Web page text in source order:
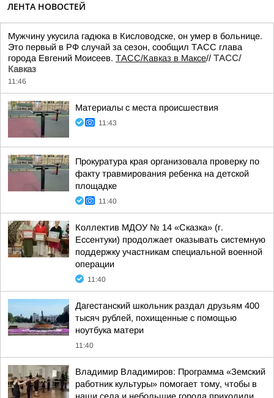
ЛЕНТА НОВОСТЕЙ
Мужчину укусила гадюка в Кисловодске, он умер в больнице.
Это первый в РФ случай за сезон, сообщил ТАСС глава
города Евгений Моисеев. ТАСС/Кавказ в Максе// ТАСС/
Кавказ
11:46
Материалы с места происшествия
11:43
Прокуратура края организовала проверку по
факту травмирования ребенка на детской
площадке
11:40
Коллектив МДОУ № 14 «Сказка» (г.
Ессентуки) продолжает оказывать системную
поддержку участникам специальной военной
операции
11:40
Дагестанский школьник раздал друзьям 400
тысяч рублей, похищенные с помощью
ноутбука матери
11:40
Владимир Владимиров: Программа «Земский
работник культуры» помогает тому, чтобы в